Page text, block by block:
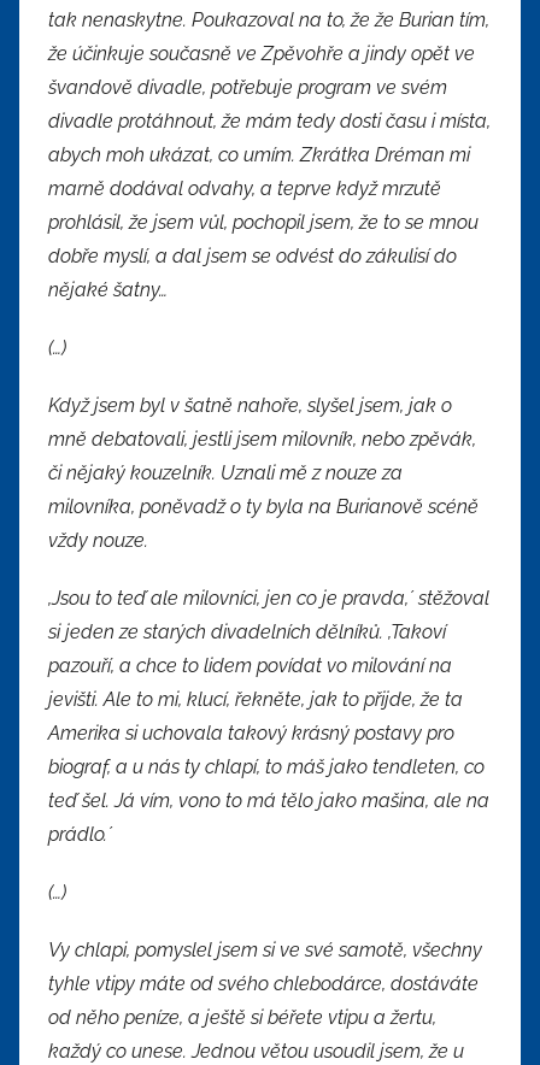
tak nenaskytne. Poukazoval na to, že že Burian tím,
že účinkuje současně ve Zpěvohře a jindy opět ve
švandově divadle, potřebuje program ve svém
divadle protáhnout, že mám tedy dosti času i místa,
abych moh ukázat, co umím. Zkrátka Dréman mi
marně dodával odvahy, a teprve když mrzutě
prohlásil, že jsem vůl, pochopil jsem, že to se mnou
dobře myslí, a dal jsem se odvést do zákulisí do
nějaké šatny…
(…)
Když jsem byl v šatně nahoře, slyšel jsem, jak o
mně debatovali, jestli jsem milovník, nebo zpěvák,
či nějaký kouzelník. Uznali mě z nouze za
milovníka, poněvadž o ty byla na Burianově scéně
vždy nouze.
,Jsou to teď ale milovníci, jen co je pravda,´ stěžoval
si jeden ze starých divadelních dělníků. ,Takoví
pazouří, a chce to lidem povídat vo milování na
jevišti. Ale to mi, klucí, řekněte, jak to přijde, že ta
Amerika si uchovala takový krásný postavy pro
biograf, a u nás ty chlapí, to máš jako tendleten, co
teď šel. Já vím, vono to má tělo jako mašina, ale na
prádlo.´
(…)
Vy chlapi, pomyslel jsem si ve své samotě, všechny
tyhle vtipy máte od svého chlebodárce, dostáváte
od něho peníze, a ještě si béřete vtipu a žertu,
každý co unese. Jednou větou usoudil jsem, že u